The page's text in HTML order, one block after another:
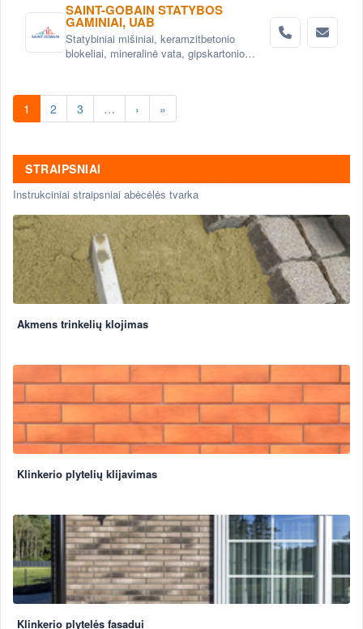
SAINT-GOBAIN STATYBOS
GAMINIAI, UAB
Statybiniai mišiniai, keramzitbetonio
blokeliai, mineralinė vata, gipskartonio
1 2 3 … › »
STRAIPSNIAI
Instrukciniai straipsniai abėcėlės tvarka
Akmens trinkelių klojimas
Klinkerio plytelių klijavimas
Klinkerio plytelės fasadui